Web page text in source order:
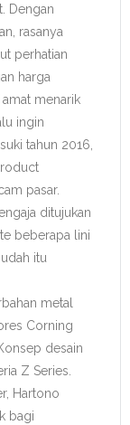
Dengan
rasanya
perhatian
harga
menarik
ingin
tahun 2016,
pasar.
ditujukan
beberapa lini
itu
metal
Corning
desain
Z Series.
Hartono
bagi